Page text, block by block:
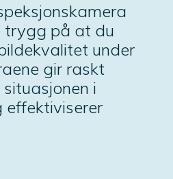
trygg på at du
under
gir raskt
i
effektiviserer